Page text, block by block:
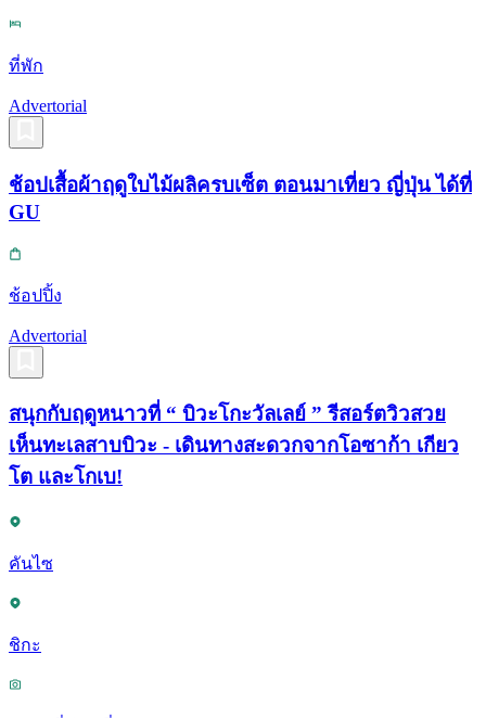
ที่พัก
Advertorial
ช้อปเสื้อผ้าฤดูใบไม้ผลิครบเซ็ต ตอนมาเที่ยว ญี่ปุ่น ได้ที่
GU
ช้อปปิ้ง
Advertorial
สนุกกับฤดูหนาวที่ “ บิวะโกะวัลเลย์ ” รีสอร์ตวิวสวย
เห็นทะเลสาบบิวะ - เดินทางสะดวกจากโอซาก้า เกียว
โต และโกเบ!
คันไซ
ชิกะ